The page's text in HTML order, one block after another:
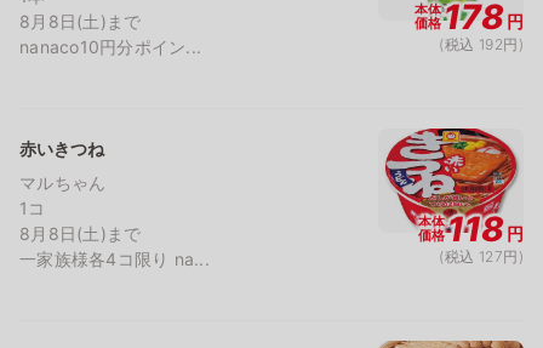
8月8日(土)まで
nanaco10円分ポイン...
本体
価格178円
(税込 192円)
赤いきつね
マルちゃん
1コ
8月8日(土)まで
一家族様各4コ限り na...
本体
価格118円
(税込 127円)